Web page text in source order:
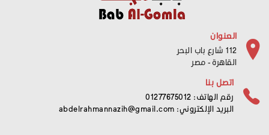
العنوان
112 شارع باب البحر
القاهرة - مصر
اتصل بنا
رقم الهاتف: 01277675012
البريد الإلكتروني: abdelrahmannazih@gmail.com